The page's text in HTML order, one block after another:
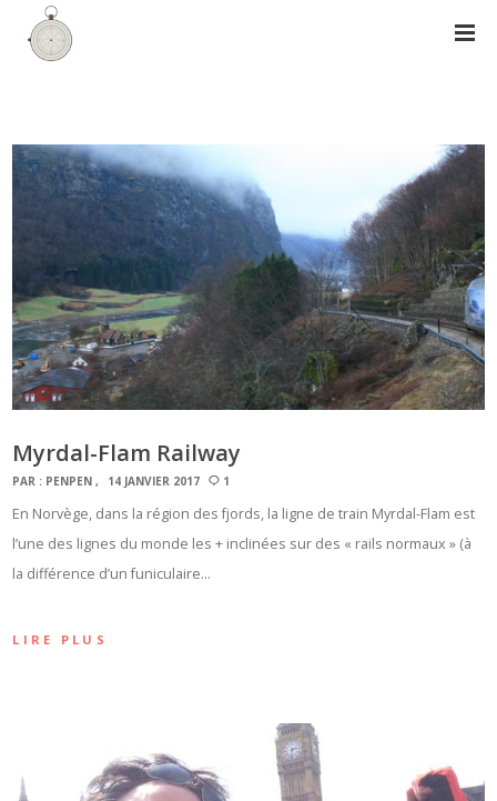
Myrdal-Flam Railway
PAR : PENPEN 14 JANVIER 2017 1
En Norvège, dans la région des fjords, la ligne de train Myrdal-Flam est
l’une des lignes du monde les + inclinées sur des « rails normaux » (à
la différence d’un funiculaire…
LIRE PLUS